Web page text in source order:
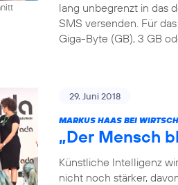
lang unbegrenzt in das
SMS versenden. Für
Giga-Byte (GB), 3 GB
29. Juni 2018
MARKUS HAAS BEI
„Der Mensch
Künstliche Intelligenz
nicht noch stärker,